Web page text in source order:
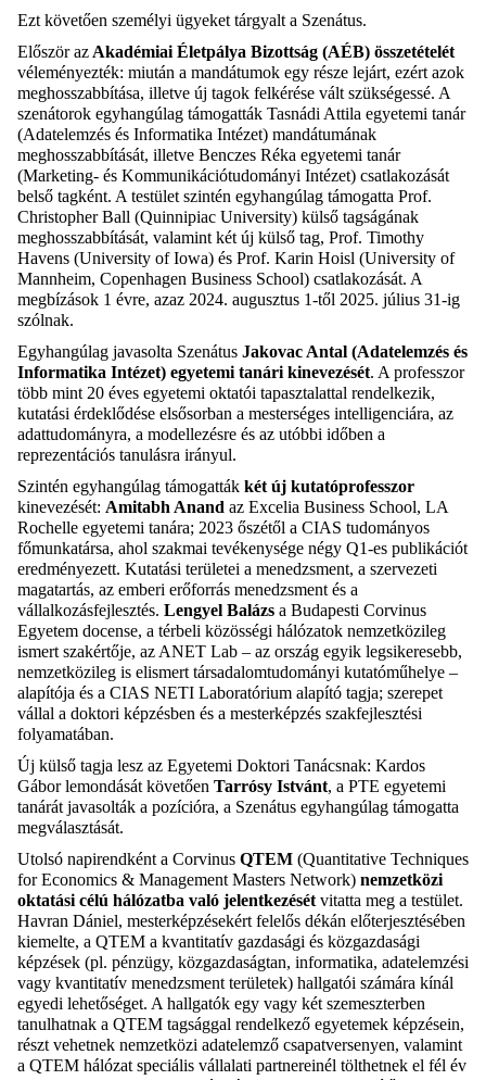
Ezt követően személyi ügyeket tárgyalt a Szenátus.
Először az Akadémiai Életpálya Bizottság (AÉB) összetételét
véleményezték: miután a mandátumok egy része lejárt, ezért azok
meghosszabbítása, illetve új tagok felkérése vált szükségessé. A
szenátorok egyhangúlag támogatták Tasnádi Attila egyetemi tanár
(Adatelemzés és Informatika Intézet) mandátumának
meghosszabbítását, illetve Benczes Réka egyetemi tanár
(Marketing- és Kommunikációtudományi Intézet) csatlakozását
belső tagként. A testület szintén egyhangúlag támogatta Prof.
Christopher Ball (Quinnipiac University) külső tagságának
meghosszabbítását, valamint két új külső tag, Prof. Timothy
Havens (University of Iowa) és Prof. Karin Hoisl (University of
Mannheim, Copenhagen Business School) csatlakozását. A
megbízások 1 évre, azaz 2024. augusztus 1-től 2025. július 31-ig
szólnak.
Egyhangúlag javasolta Szenátus Jakovac Antal (Adatelemzés és
Informatika Intézet) egyetemi tanári kinevezését. A professzor
több mint 20 éves egyetemi oktatói tapasztalattal rendelkezik,
kutatási érdeklődése elsősorban a mesterséges intelligenciára, az
adattudományra, a modellezésre és az utóbbi időben a
reprezentációs tanulásra irányul.
Szintén egyhangúlag támogatták két új kutatóprofesszor
kinevezését: Amitabh Anand az Excelia Business School, LA
Rochelle egyetemi tanára; 2023 őszétől a CIAS tudományos
főmunkatársa, ahol szakmai tevékenysége négy Q1-es publikációt
eredményezett. Kutatási területei a menedzsment, a szervezeti
magatartás, az emberi erőforrás menedzsment és a
vállalkozásfejlesztés. Lengyel Balázs a Budapesti Corvinus
Egyetem docense, a térbeli közösségi hálózatok nemzetközileg
ismert szakértője, az ANET Lab – az ország egyik legsikeresebb,
nemzetközileg is elismert társadalomtudományi kutatóműhelye –
alapítója és a CIAS NETI Laboratórium alapító tagja; szerepet
vállal a doktori képzésben és a mesterképzés szakfejlesztési
folyamatában.
Új külső tagja lesz az Egyetemi Doktori Tanácsnak: Kardos
Gábor lemondását követően Tarrósy Istvánt, a PTE egyetemi
tanárát javasolták a pozícióra, a Szenátus egyhangúlag támogatta
megválasztását.
Utolsó napirendként a Corvinus QTEM (Quantitative Techniques
for Economics & Management Masters Network) nemzetközi
oktatási célú hálózatba való jelentkezését vitatta meg a testület.
Havran Dániel, mesterképzésekért felelős dékán előterjesztésében
kiemelte, a QTEM a kvantitatív gazdasági és közgazdasági
képzések (pl. pénzügy, közgazdaságtan, informatika, adatelemzési
vagy kvantitatív menedzsment területek) hallgatói számára kínál
egyedi lehetőséget. A hallgatók egy vagy két szemeszterben
tanulhatnak a QTEM tagsággal rendelkező egyetemek képzésein,
részt vehetnek nemzetközi adatelemző csapatversenyen, valamint
a QTEM hálózat speciális vállalati partnereinél tölthetnek el fél év